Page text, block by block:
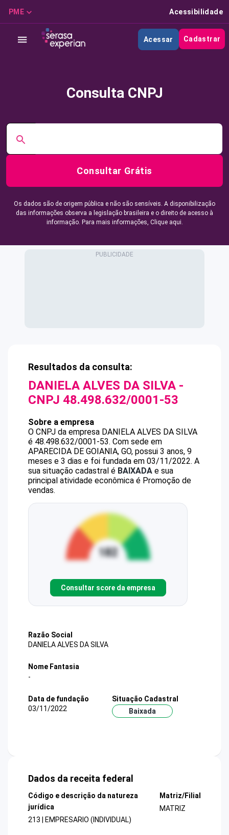
PME Acessibilidade
Acessar Cadastrar
Consulta CNPJ
Consultar Grátis
Os dados são de origem pública e não são sensíveis. A disponibilização
das informações observa a legislação brasileira e o direito de acesso à
informação. Para mais informações, Clique aqui.
Resultados da consulta:
DANIELA ALVES DA SILVA -
CNPJ 48.498.632/0001-53
Sobre a empresa
O CNPJ da empresa DANIELA ALVES DA SILVA
é 48.498.632/0001-53. Com sede em
APARECIDA DE GOIANIA, GO, possui 3 anos, 9
meses e 3 dias e foi fundada em 03/11/2022. A
sua situação cadastral é BAIXADA e sua
principal atividade econômica é Promoção de
vendas.
Consultar score da empresa
Razão Social
DANIELA ALVES DA SILVA
Nome Fantasia
-
Data de fundação
03/11/2022
Situação Cadastral
Baixada
Dados da receita federal
Código e descrição da natureza
jurídica
213 | EMPRESARIO (INDIVIDUAL)
Matriz/Filial
MATRIZ